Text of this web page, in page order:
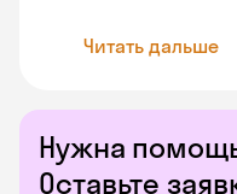
Нужна
Оставьте
Читать дальше